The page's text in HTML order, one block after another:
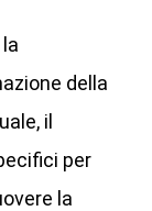
della
il
per
la